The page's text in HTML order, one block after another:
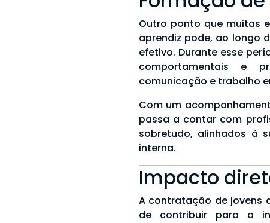
Outro ponto que muitas
aprendiz pode, ao longo
efetivo. Durante esse
comportamentais e
comunicação e trabalho
Com um
passa a contar com
sobretudo, alinhados à
interna.
Impacto
A contratação de jovens
de contribuir para a